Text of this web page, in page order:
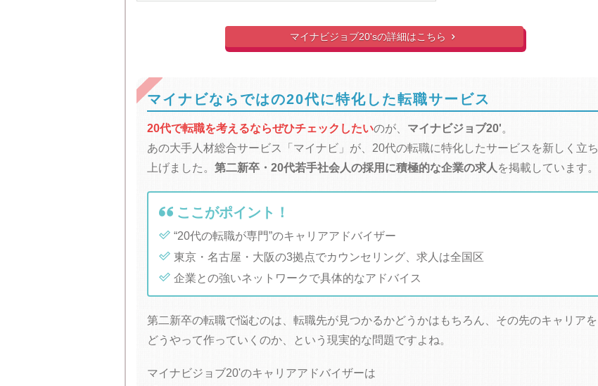
マイナビジョブ20'sの詳細はこちら 
マイナビならではの20代に特化した転職サービス
20代で転職を考えるならぜひチェックしたいのが、 マイナビジョブ20'。
あの大手人材総合サービス「マイナビ」が、20代の転職に特化したサービスを新しく立ち
上げました。 第二新卒・20代若手社会人の採用に積極的な企業の求人 を掲載しています。
 ここがポイント！
 “20代の転職が専門”のキャリアアドバイザー
 東京・名古屋・大阪の3拠点でカウンセリング、求人は全国区
 企業との強いネットワークで具体的なアドバイス
第二新卒の転職で悩むのは、転職先が見つかるかどうかはもちろん、その先のキャリアを
どうやって作っていくのか、という現実的な問題ですよね。
マイナビジョブ20'のキャリアアドバイザーは